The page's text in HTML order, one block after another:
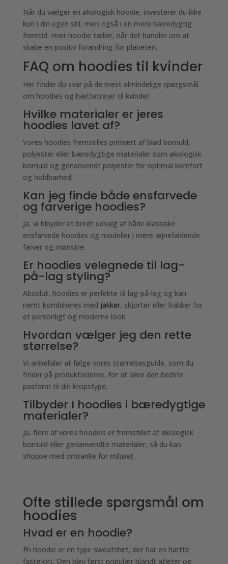
Når du vælger en økologisk hoodie, investerer du ikke
kun i din egen stil, men også i en mere bæredygtig
fremtid. Hver hoodie tæller, når det handler om at
skabe en positiv forandring for planeten.
FAQ om hoodies til kvinder
Her finder du svar på de mest almindelige spørgsmål
om hoodies og hættetrøjer til kvinder.
Hvilke materialer er jeres
hoodies lavet af?
Vores hoodies fremstilles primært af blød bomuld,
polyester eller bæredygtige materialer som økologisk
bomuld og genanvendt polyester for optimal komfort
og holdbarhed.
Kan jeg finde både ensfarvede
og farverige hoodies?
Ja, vi tilbyder et bredt udvalg af både klassiske
ensfarvede hoodies og modeller i mere iøjnefaldende
farver og mønstre.
Er hoodies velegnede til lag-
på-lag styling?
Absolut, hoodies er perfekte til lag-på-lag og kan
nemt kombineres med jakker, skjorter eller frakker for
et personligt og moderne look.
Hvordan vælger jeg den rette
størrelse?
Vi anbefaler at følge vores størrelsesguide, som du
finder på produktsiderne, for at sikre den bedste
pasform til din kropstype.
Tilbyder I hoodies i bæredygtige
materialer?
Ja, flere af vores hoodies er fremstillet af økologisk
bomuld eller genanvendte materialer, så du kan
shoppe med omtanke for miljøet.
Ofte stillede spørgsmål om
hoodies
Hvad er en hoodie?
En hoodie er en type sweatshirt, der har en hætte
fastgjort. Den blev først populær blandt atleter og